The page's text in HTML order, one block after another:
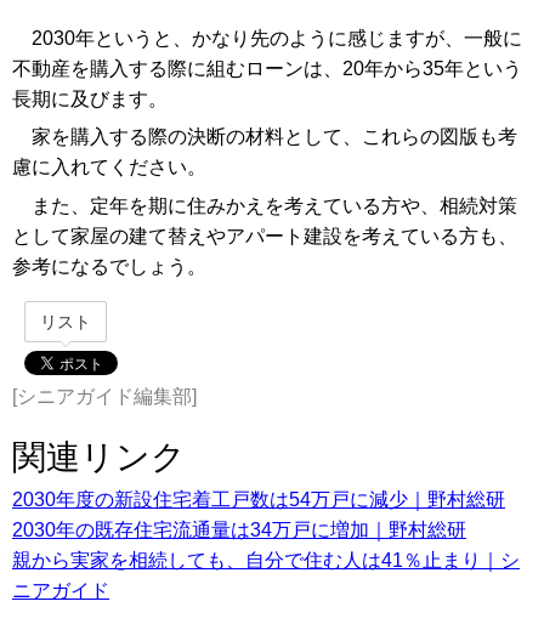
2030年というと、かなり先のように感じますが、一般に
不動産を購入する際に組むローンは、20年から35年という
長期に及びます。
家を購入する際の決断の材料として、これらの図版も考
慮に入れてください。
また、定年を期に住みかえを考えている方や、相続対策
として家屋の建て替えやアパート建設を考えている方も、
参考になるでしょう。
リスト
[シニアガイド編集部]
関連リンク
2030年度の新設住宅着工戸数は54万戸に減少｜野村総研
2030年の既存住宅流通量は34万戸に増加｜野村総研
親から実家を相続しても、自分で住む人は41％止まり｜シ
ニアガイド